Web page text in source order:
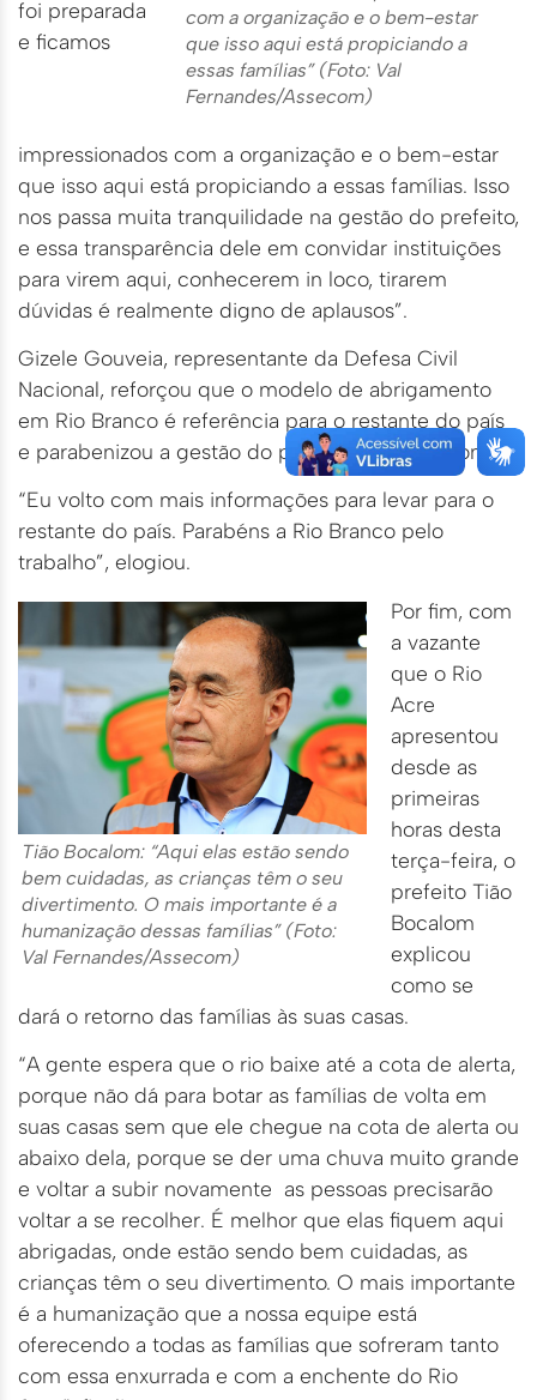
com a organização e o bem-estar
que isso aqui está propiciando a
essas famílias” (Foto: Val
Fernandes/Assecom)
foi preparada
e ficamos
impressionados com a organização e o bem-estar
que isso aqui está propiciando a essas famílias. Isso
nos passa muita tranquilidade na gestão do prefeito,
e essa transparência dele em convidar instituições
para virem aqui, conhecerem in loco, tirarem
dúvidas é realmente digno de aplausos”.
Gizele Gouveia, representante da Defesa Civil
Nacional, reforçou que o modelo de abrigamento
em Rio Branco é referência para o restante do país
e parabenizou a gestão do prefeito Tião Bocalom.
“Eu volto com mais informações para levar para o
restante do país. Parabéns a Rio Branco pelo
trabalho”, elogiou.
Tião Bocalom: “Aqui elas estão sendo
bem cuidadas, as crianças têm o seu
divertimento. O mais importante é a
humanização dessas famílias” (Foto:
Val Fernandes/Assecom)
Por fim, com
a vazante
que o Rio
Acre
apresentou
desde as
primeiras
horas desta
terça-feira, o
prefeito Tião
Bocalom
explicou
como se
dará o retorno das famílias às suas casas.
“A gente espera que o rio baixe até a cota de alerta,
porque não dá para botar as famílias de volta em
suas casas sem que ele chegue na cota de alerta ou
abaixo dela, porque se der uma chuva muito grande
e voltar a subir novamente as pessoas precisarão
voltar a se recolher. É melhor que elas fiquem aqui
abrigadas, onde estão sendo bem cuidadas, as
crianças têm o seu divertimento. O mais importante
é a humanização que a nossa equipe está
oferecendo a todas as famílias que sofreram tanto
com essa enxurrada e com a enchente do Rio